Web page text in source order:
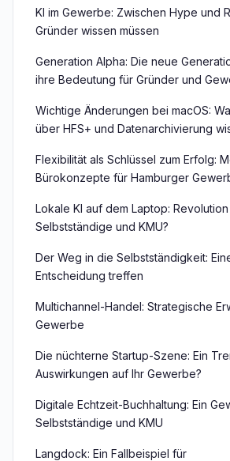
KI im Gewerbe: Zwischen Hype und
Gründer wissen müssen
Generation Alpha: Die neue
ihre Bedeutung für Gründer und
Wichtige Änderungen bei macOS:
über HFS+ und Datenarchivierung
Flexibilität als Schlüssel zum Erfolg:
Bürokonzepte für Hamburger
Lokale KI auf dem Laptop:
Selbstständige und KMU?
Der Weg in die Selbstständigkeit:
Entscheidung treffen
Multichannel-Handel: Strategische
Gewerbe
Die nüchterne Startup-Szene: Ein
Auswirkungen auf Ihr Gewerbe?
Digitale Echtzeit-Buchhaltung: Ein
Selbstständige und KMU
Langdock: Ein Fallbeispiel für